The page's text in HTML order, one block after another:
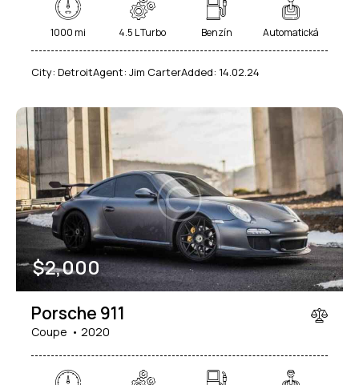
1000 mi 4.5 L Turbo Benzín Automatická
City: DetroitAgent: Jim CarterAdded: 14.02.24
$2,000
Porsche 911
Coupe 2020